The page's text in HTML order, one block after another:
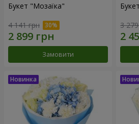
Букет "Мозаїка"
4 141 грн
Замовити
3